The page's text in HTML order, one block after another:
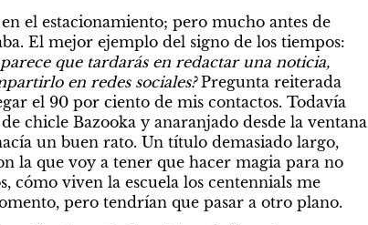
el estacionamiento; pero mucho antes de
El mejor ejemplo del signo de los tiempos:
que tardarás en redactar una noticia,
en redes sociales? Pregunta reiterada
el 90 por ciento de mis contactos. Todavía
chicle Bazooka y anaranjado desde la ventana
un buen rato. Un título demasiado largo,
la que voy a tener que hacer magia para no
cómo viven la escuela los centennials me
pero tendrían que pasar a otro plano.